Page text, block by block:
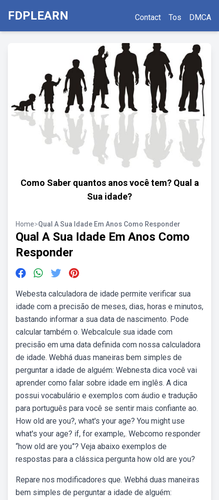
FDPLEARN Contact Tos DMCA
Como Saber quantos anos você tem? Qual a
Sua idade?
Home>Qual A Sua Idade Em Anos Como Responder
Qual A Sua Idade Em Anos Como
Responder
Webesta calculadora de idade permite verificar sua
idade com a precisão de meses, dias, horas e minutos,
bastando informar a sua data de nascimento. Pode
calcular também o. Webcalcule sua idade com
precisão em uma data definida com nossa calculadora
de idade. Webhá duas maneiras bem simples de
perguntar a idade de alguém: Webnesta dica você vai
aprender como falar sobre idade em inglês. A dica
possui vocabulário e exemplos com áudio e tradução
para português para você se sentir mais confiante ao.
How old are you?, what's your age? You might use
what's your age? if, for example,. Webcomo responder
“how old are you”? Veja abaixo exemplos de
respostas para a clássica pergunta how old are you?
Repare nos modificadores que. Webhá duas maneiras
bem simples de perguntar a idade de alguém: